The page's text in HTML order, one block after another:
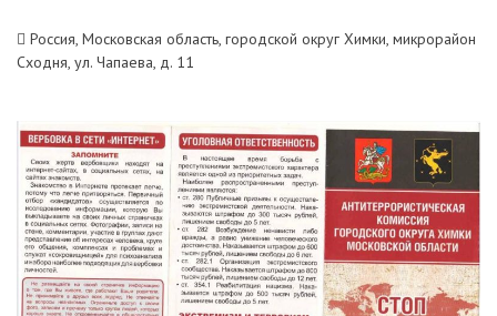
Россия, Московская область, городской округ Химки, микрорайон
Сходня, ул. Чапаева, д. 11